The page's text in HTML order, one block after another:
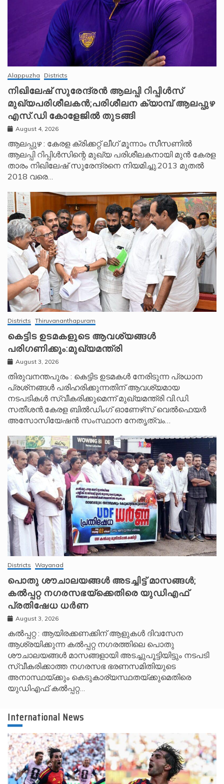
Alappuzha Districts
നിഖിലേഷ് സുരേന്ദ്രൻ ആലപ്പി റിപ്പിൾസ്
മുഖ്യപരിശീലകൻ;പരിശീലന ക്യാമ്പ് ആലപ്പുഴ
എസ്.ഡി കോളേജിൽ തുടങ്ങി
August 4, 2026
ആലപ്പുഴ : കേരള ക്രിക്കറ്റ് ലീ​ഗ് മൂന്നാം സീസണിൽ
ആലപ്പി റിപ്പിൾസിന്റെ മുഖ്യ പരിശീലകനായി മുൻ കേരള
താരം നിഖിലേഷ് സുരേന്ദ്രനെ നിയമിച്ചു.2013 മുതൽ
2018 വരെ…
Districts Thiruvananthapuram
കെട്ടിട ഉടമകളുടെ ആവശ്യങ്ങൾ
പരിഗണിക്കും:മുഖ്യമന്ത്രി
August 3, 2026
തിരുവനന്തപുരം : കെട്ടിട ഉടമകൾ നേരിടുന്ന പ്രധാന
പ്രശ്‌നങ്ങൾ പരിഹരിക്കുന്നതിന് ആവശ്യമായ
നടപടികൾ സ്വീകരിക്കുമെന്ന് മുഖ്യമന്ത്രി വി.ഡി.
സതീശൻ.കേരള ബിൽഡിംഗ് ഓണേഴ്‌സ് വെൽഫെയർ
അസോസിയേഷൻ സംസ്ഥാന നേതൃത്വം…
Districts Wayanad
പൊതു ശൗചാലയങ്ങൾ അടച്ചിട്ട് മാസങ്ങൾ;
കൽപ്പറ്റ നഗരസഭയ്‌ക്കെതിരെ യുഡിഎഫ്
പ്രതിഷേധ ധർണ
August 3, 2026
കൽപ്പറ്റ : ആയിരക്കണക്കിന് ആളുകൾ ദിവസേന
ആശ്രയിക്കുന്ന കൽപ്പറ്റ നഗരത്തിലെ പൊതു
ശൗചാലയങ്ങൾ മാസങ്ങളായി അടച്ചുപൂട്ടിയിട്ടും നടപടി
സ്വീകരിക്കാത്ത നഗരസഭ ഭരണസമിതിയുടെ
അനാസ്ഥയ്ക്കും കെടുകാര്യസ്ഥതയ്ക്കുമെതിരെ
യുഡിഎഫ് കൽപ്പറ്റ…
International News